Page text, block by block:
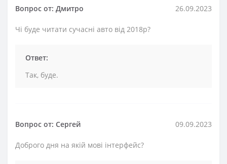
Вопрос от: Дмитро 26.09.2023
Чі буде читати сучасні авто від 2018р?
Ответ:
Так, буде.
Вопрос от: Сергей 09.09.2023
Доброго дня на якій мові інтерфейс?